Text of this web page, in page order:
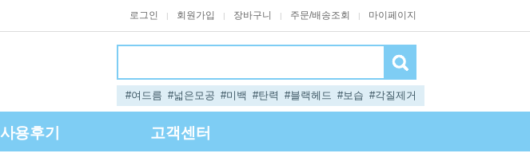
로그인 | 회원가입 | 장바구니 | 주문/배송조회 | 마이페이지
#여드름 #넓은모공 #미백 #탄력 #블랙헤드 #보습 #각질제거
사용후기 고객센터